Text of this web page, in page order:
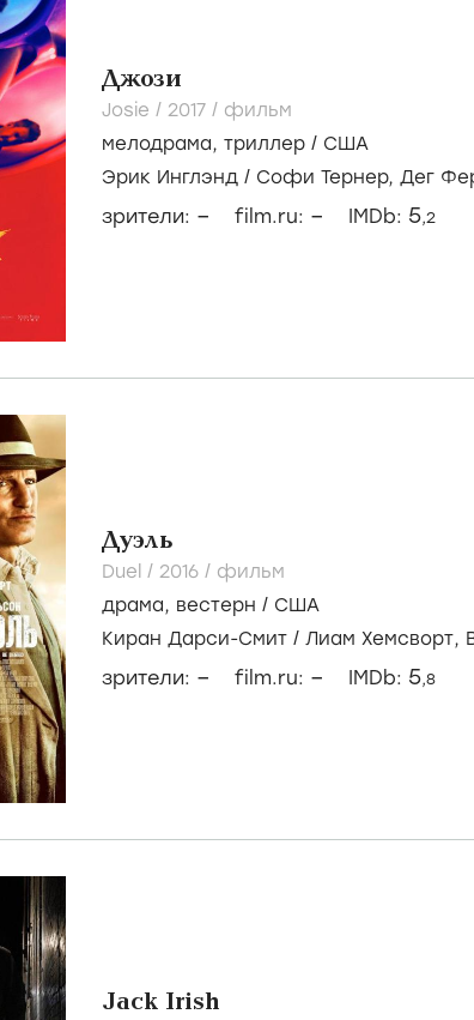
Джози
Josie / 2017 / фильм
мелодрама, триллер / США
Эрик Инглэнд / Софи Тернер, Дег
зрители: – film.ru: – IMDb: 5,2
Дуэль
Duel / 2016 / фильм
драма, вестерн / США
Киран Дарси-Смит / Лиам Хемсворт,
зрители: – film.ru: – IMDb: 5,8
Jack Irish